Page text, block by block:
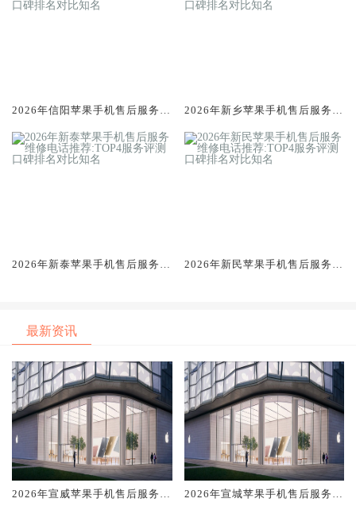
2026年信阳苹果手机售后服务维
排名对比知名
2026年新乡苹果手机售后服务维
排名对比知名
2026年新泰苹果手机售后服务维
2026年新民苹果手机售后服务维
最新资讯
2026年宣威苹果手机售后服务维
2026年宣城苹果手机售后服务维